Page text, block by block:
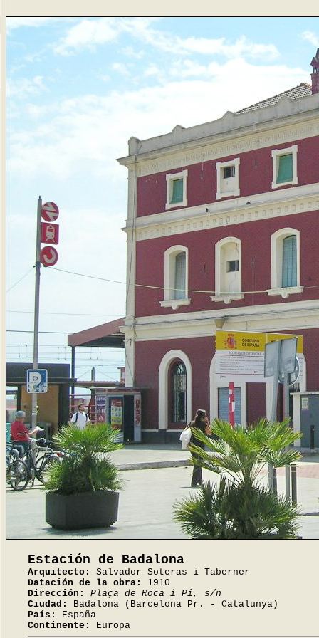
Estación de Badalona
Arquitecto:
Salvador Soteras i Taberner
Datación de la obra:
1910
Dirección:
Plaça de Roca i Pi, s/n
Ciudad:
Badalona (Barcelona Pr. - Catalunya)
País:
España
Continente:
Europa